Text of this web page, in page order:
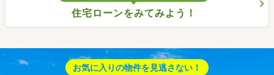
住宅ローンをみてみよう！
お気に入りの物件を見逃さない！